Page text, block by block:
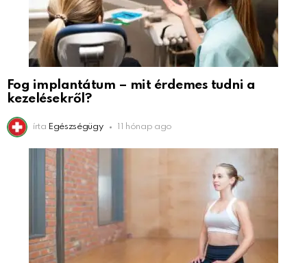
Fog implantátum – mit érdemes tudni a
kezelésekről?
írta Egészségügy 11 hónap ago